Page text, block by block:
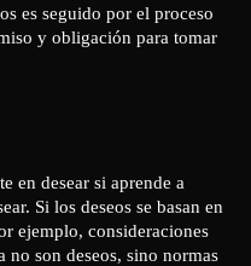
es seguido por el proceso
y obligación para tomar
en desear si aprende a
Si los deseos se basan en
ejemplo, consideraciones
son deseos, sino normas